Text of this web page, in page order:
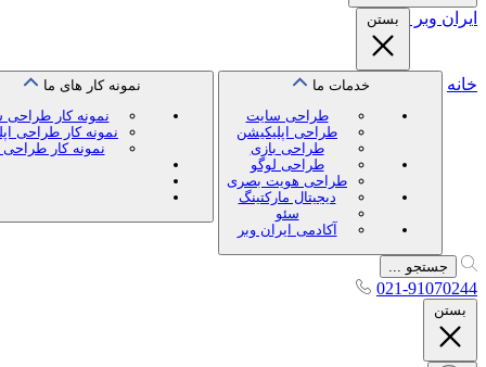
ایران وبر بستن
خانه
خدمات ما
طراحی سایت
طراحی اپلیکیشن
طراحی بازی
طراحی لوگو
طراحی هویت بصری
دیجیتال مارکتینگ
سئو
آکادمی ایران وبر
نمونه کار های ما
نمونه کار
نمونه کار طراحی
نمونه کار طراحی
جستجو ...
021-91070244
بستن